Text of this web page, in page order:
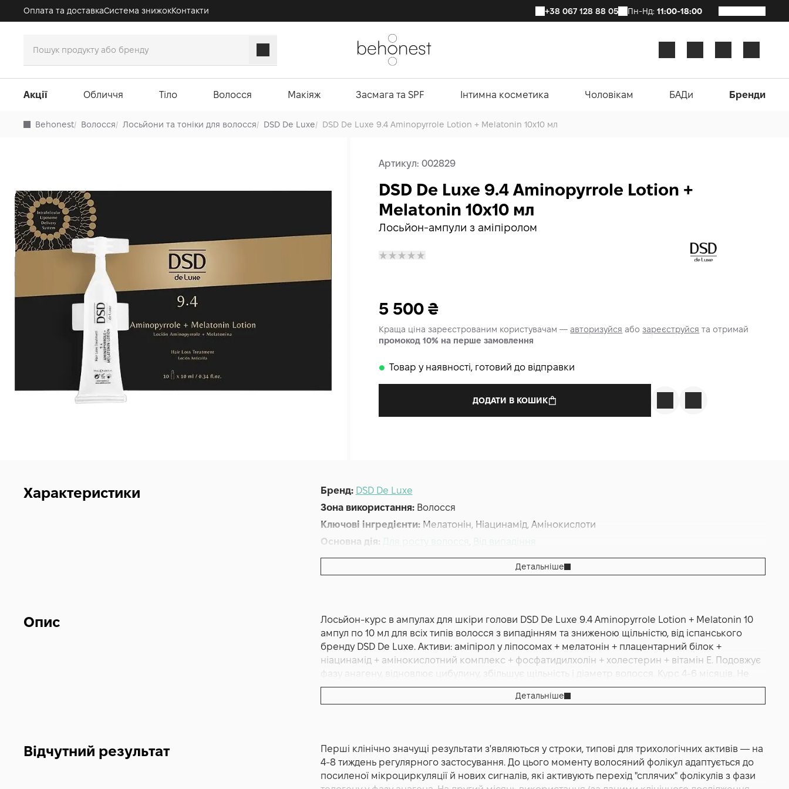
Оплата та доставкаСистема знижокКонтакти +38 067 128 88 05 Пн-Нд: 11:00-18:00
Акції Обличчя Тіло Волосся Макіяж Засмага та SPF Інтимна косметика Чоловікам БАДи Бренди
Behonest/ Волосся/ Лосьйони та тоніки для волосся/ DSD De Luxe/ DSD De Luxe 9.4 Aminopyrrole Lotion + Melatonin 10x10 мл
Артикул:002829
Лосьйон-ампули з аміпіролом
DSD De Luxe 9.4 Aminopyrrole Lotion +
Melatonin 10x10 мл
5 500₴
Краща ціна зареєстрованим користувачам —авторизуйся абозареєструйся та отримай
промокод 10% на перше замовлення
𒊹 Товар у наявності, готовий до відправки
ДОДАТИ В КОШИК
Характеристики Бренд: DSD De Luxe
Зона використання: Волосся
Ключові інгредієнти: Мелатонін, Ніацинамід, Амінокислоти
Основна дія: Для росту волосся
Від випадіння
Форма випуску:Лосьйон
Країна:Іспанія
Детальніше
Опис
Лосьйон-курс в ампулах для шкіри голови DSD De Luxe 9.4 Aminopyrrole Lotion + Melatonin 10
ампул по 10 мл для всіх типів волосся з випадінням та зниженою щільністю, від іспанського
бренду DSD De Luxe. Активи: аміпірол у ліпосомах + мелатонін + плацентарний білок +
ніацинамід + амінокислотний комплекс + фосфатидилхолін + холестерин + вітамін E. Подовжує
фазу анагену, відновлює цибулину, збільшує щільність і діаметр волосся. Курс 4-6 місяців. Не
для вагітних. Іспанський бренд DSD De Luxe.
Лінію 9 "Anti-hair loss & Redensifying" — сучасну спеціалізовану лінію, націлену на нову
генерацію активних інгредієнтів проти алопеції. Активна вісь побудована довкола двох
ключових компонентів: Pyrrolidinyl Diaminopyrimidine Oxide Oxothiazolidinecarboxylate
Детальніше
Відчутний результат
Перші клінічно значущі результати з'являються у строки, типові для трихологічних активів — на
4-8 тиждень регулярного застосування. До цього моменту волосяний фолікул адаптується до
посиленої мікроциркуляції й нових сигналів, які активують перехід "сплячих" фолікулів з фази